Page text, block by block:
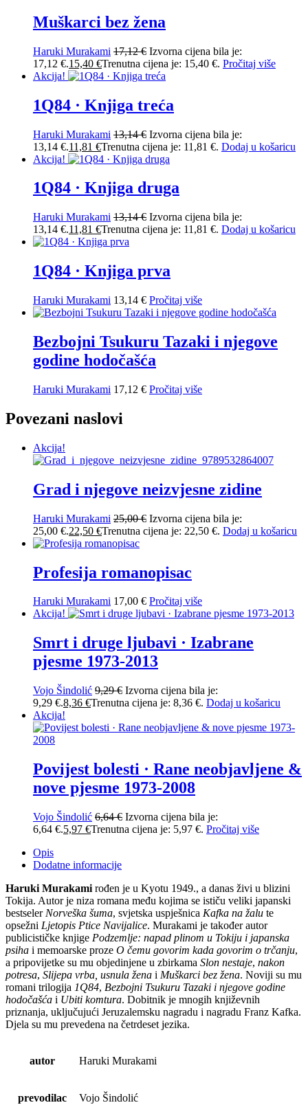
Muškarci bez žena
Haruki Murakami 17,12€ Izvorna cijena bila je:
17,12 €.15,40 €Trenutna cijena je: 15,40 €. Pročitaj više
Akcija!
1Q84 · Knjiga treća
Haruki Murakami 13,14€ Izvorna cijena bila je:
13,14 €.11,81 €Trenutna cijena je: 11,81 €. Dodaj u košaricu
Akcija!
1Q84 · Knjiga druga
Haruki Murakami 13,14€ Izvorna cijena bila je:
13,14 €.11,81 €Trenutna cijena je: 11,81 €. Dodaj u košaricu
1Q84 · Knjiga prva
Haruki Murakami 13,14 € Pročitaj više
Bezbojni Tsukuru Tazaki i njegove
godine hodočašća
Haruki Murakami 17,12 € Pročitaj više
Povezani naslovi
Akcija!
Grad i njegove neizvjesne zidine
Haruki Murakami 25,00€ Izvorna cijena bila je:
25,00 €.22,50 €Trenutna cijena je: 22,50 €. Dodaj u košaricu
Profesija romanopisac
Haruki Murakami 17,00 € Pročitaj više
Akcija!
Smrt i druge ljubavi · Izabrane
pjesme 1973-2013
Vojo Šindolić 9,29€ Izvorna cijena bila je:
9,29 €.8,36 €Trenutna cijena je: 8,36 €. Dodaj u košaricu
Akcija!
Povijest bolesti · Rane neobjavljene &
nove pjesme 1973-2008
Vojo Šindolić 6,64€ Izvorna cijena bila je:
6,64 €.5,97 €Trenutna cijena je: 5,97 €. Pročitaj više
Opis
Dodatne informacije
Haruki Murakami rođen je u Kyotu 1949., a danas živi u blizini
Tokija. Autor je niza romana među kojima se ističu veliki japanski
bestseler Norveška šuma, svjetska uspješnica Kafka na žalu te
opsežni Ljetopis Ptice Navijalice. Murakami je također autor
publicističke knjige Podzemlje: napad plinom u Tokiju i japanska
psiha i memoarske proze O čemu govorim kada govorim o trčanju,
a pripovijetke su mu objedinjene u zbirkama Slon nestaje, nakon
potresa, Slijepa vrba, usnula žena i Muškarci bez žena. Noviji su mu
romani trilogija 1Q84, Bezbojni Tsukuru Tazaki i njegove godine
hodočašća i Ubiti komtura. Dobitnik je mnogih književnih
priznanja, uključujući Jeruzalemsku nagradu i nagradu Franz Kafka.
Djela su mu prevedena na četrdeset jezika.
autor Haruki Murakami
prevodilac Vojo Šindolić